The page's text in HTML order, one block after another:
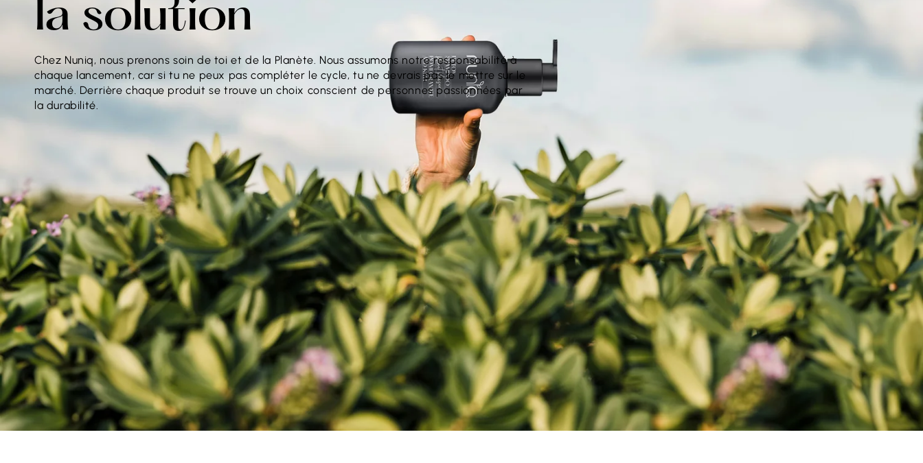
la solution
Chez Nuniq, nous prenons soin de toi et de la Planète. Nous assumons notre responsabilité à
chaque lancement, car si tu ne peux pas compléter le cycle, tu ne devrais pas le mettre sur le
marché. Derrière chaque produit se trouve un choix conscient de personnes passionnées par
la durabilité.